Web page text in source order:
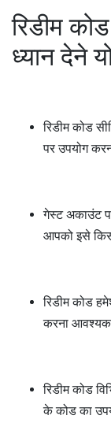
रिडीम
ध्यान देने
रिडीम कोड
पर उपयोग
गेस्ट अकाउंट
आपको इसे
रिडीम कोड
करना
रिडीम कोड
के कोड का